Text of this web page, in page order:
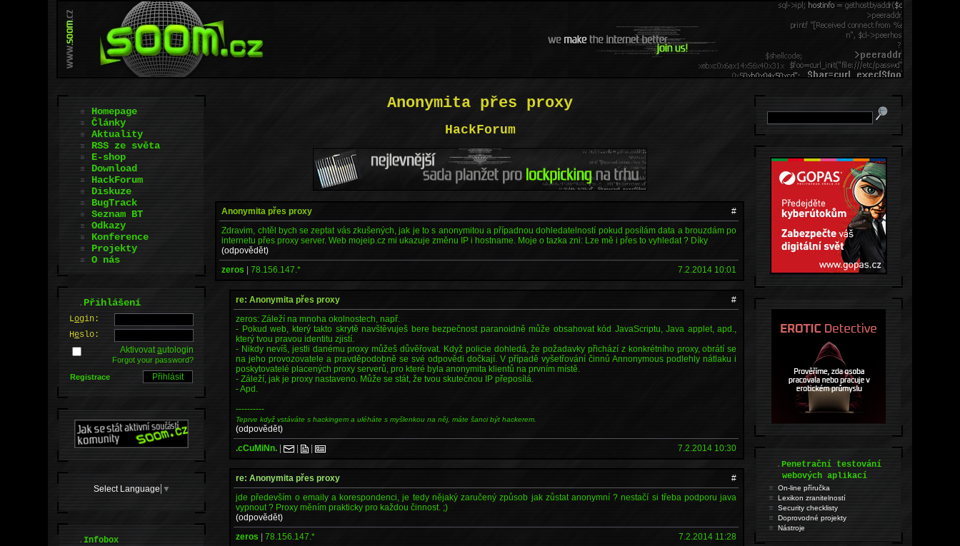
Anonymita přes proxy
HackForum
Anonymita přes proxy
#
Zdravim, chtěl bych se zeptat vás zkušených, jak je to s anonymitou a případnou dohledatelností pokud posílám data a brouzdám po
internetu přes proxy server. Web mojeip.cz mi ukazuje změnu IP i hostname. Moje o tazka zni: Lze mě i přes to vyhledat ? Díky
(odpovědět)
zeros |78.156.147.* 7.2.2014 10:01
re: Anonymita přes proxy
#
zeros: Záleží na mnoha okolnostech, např.
- Pokud web, který takto skrytě navštěvuješ bere bezpečnost paranoidně může obsahovat kód JavaScriptu, Java applet, apd.,
který tvou pravou identitu zjistí.
- Nikdy nevíš, jestli danému proxy můžeš důvěřovat. Když policie dohledá, že požadavky přichází z konkrétního proxy, obrátí se
na jeho provozovatele a pravděpodobně se své odpovědi dočkají. V případě vyšetřování činnů Annonymous podlehly nátlaku i
poskytovatelé placených proxy serverů, pro které byla anonymita klientů na prvním místě.
- Záleží, jak je proxy nastaveno. Může se stát, že tvou skutečnou IP přeposílá.
- Apd.
----------
Teprve když vstáváte s hackingem a uléháte s myšlenkou na něj, máte šanci být hackerem.
(odpovědět)
.cCuMiNn. | | | 7.2.2014 10:30
re: Anonymita přes proxy
#
jde především o emaily a korespondenci, je tedy nějaký zaručený způsob jak zůstat anonymní ? nestačí si třeba podporu java
vypnout ? Proxy měním prakticky pro každou činnost. ;)
(odpovědět)
zeros |78.156.147.* 7.2.2014 11:28
Homepage
Články
Aktuality
RSS ze světa
E-shop
Download
HackForum
Diskuze
BugTrack
Seznam BT
Odkazy
Konference
Projekty
O nás
.Přihlášení
Login:
Heslo:
Aktivovatautologin
Forgot your password?
Registrace
Select Language ▼
.Infobox
.Penetrační testování
webových aplikací
On-line příručka
Lexikon zranitelností
Security checklisty
Doprovodné projekty
Nástroje